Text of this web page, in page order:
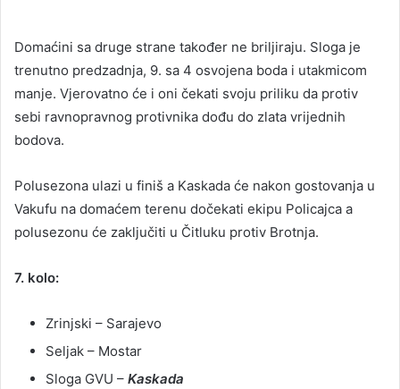
Domaćini sa druge strane također ne briljiraju. Sloga je
trenutno predzadnja, 9. sa 4 osvojena boda i utakmicom
manje. Vjerovatno će i oni čekati svoju priliku da protiv
sebi ravnopravnog protivnika dođu do zlata vrijednih
bodova.
Polusezona ulazi u finiš a Kaskada će nakon gostovanja u
Vakufu na domaćem terenu dočekati ekipu Policajca a
polusezonu će zaključiti u Čitluku protiv Brotnja.
7. kolo:
Zrinjski – Sarajevo
Seljak – Mostar
Sloga GVU – Kaskada